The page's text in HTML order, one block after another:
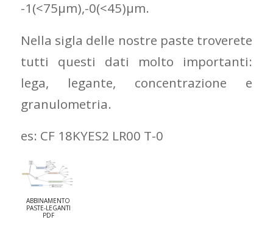
-1(<75μm),-0(<45)μm.
Nella sigla delle nostre paste troverete
tutti questi dati molto importanti:
lega, legante, concentrazione e
granulometria.
es: CF 18KYES2 LR00 T-0
ABBINAMENTO
PASTE-LEGANTI
PDF